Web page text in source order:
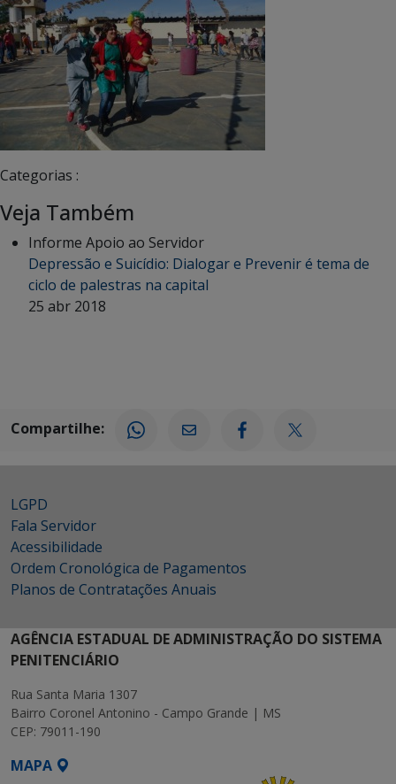
Categorias :
Veja Também
Informe Apoio ao Servidor
Depressão e Suicídio: Dialogar e Prevenir é tema de
ciclo de palestras na capital
25 abr 2018
Compartilhe:
LGPD
Fala Servidor
Acessibilidade
Ordem Cronológica de Pagamentos
Planos de Contratações Anuais
AGÊNCIA ESTADUAL DE ADMINISTRAÇÃO DO SISTEMA
PENITENCIÁRIO
Rua Santa Maria 1307
Bairro Coronel Antonino - Campo Grande | MS
CEP: 79011-190
MAPA